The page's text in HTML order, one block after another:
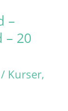
–
– 20
/ Kurser,